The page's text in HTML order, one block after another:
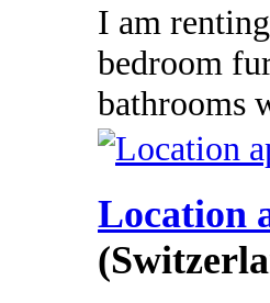
I am
bedroom
bathrooms
Location